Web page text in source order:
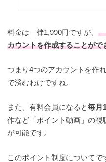
料金は一律1,990円ですが、
カウントを作成することがで
つまり4つのアカウントを作
で済むわけですね。
また、有料会員になると毎月
作など「ポイント動画」の視
が可能です。
このポイント制度についてで